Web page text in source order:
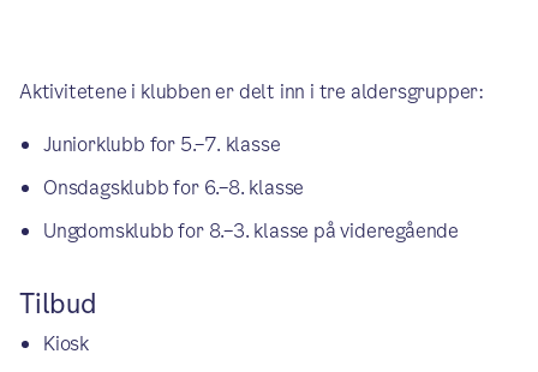
Aktivitetene i klubben er delt inn i tre aldersgrupper:
Juniorklubb for 5.–7. klasse
Onsdagsklubb for 6.–8. klasse
Ungdomsklubb for 8.–3. klasse på videregående
Tilbud
Kiosk